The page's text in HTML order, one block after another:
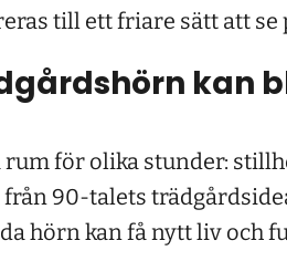
till ett friare sätt att se
kan
för olika stunder:
90-talets
hörn kan få nytt liv och